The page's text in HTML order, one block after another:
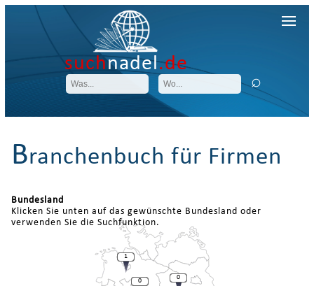
suchnadel.de
Branchenbuch für Firmen
Bundesland
Klicken Sie unten auf das gewünschte Bundesland oder
verwenden Sie die Suchfunktion.
0
0
1